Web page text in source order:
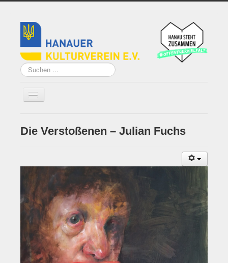
Suchen
...
Home
Vorstand
Künstler*innen der
Remise
Grundsatzprogramm
Historie
Impressum
Die Verstoßenen – Julian Fuchs